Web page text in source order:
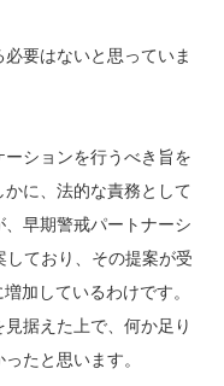
要はないと思っていま
ーションを行うべき旨を
に、法的な責務として
早期警戒パートナーシ
しており、その提案が受
加しているわけです。
据えた上で、何か足り
たと思います。